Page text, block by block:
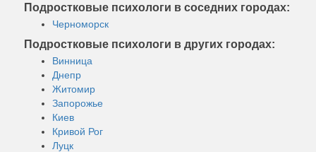
Подростковые психологи в соседних городах:
Черноморск
Подростковые психологи в других городах:
Винница
Днепр
Житомир
Запорожье
Киев
Кривой Рог
Луцк